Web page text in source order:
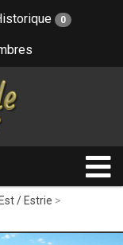
0
/ Estrie